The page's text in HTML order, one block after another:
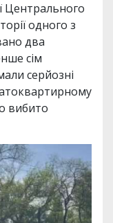
Центрального
одного з
два
сім
серйозні
вибито